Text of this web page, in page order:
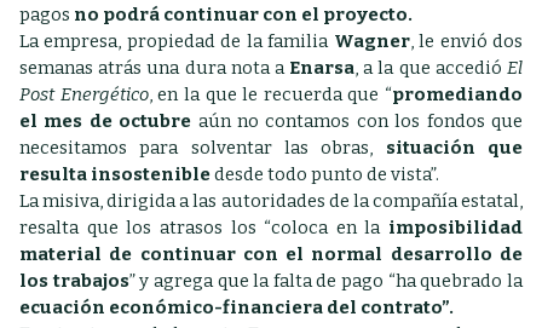
pagos no podrá continuar con el proyecto.
La empresa, propiedad de la familia Wagner, le envió dos
semanas atrás una dura nota a Enarsa , a la que accedió El
Post Energético, en la que le recuerda que “promediando
el mes de octubre aún no contamos con los fondos que
necesitamos para solventar las obras, situación que
resulta insostenibledesde todo punto de vista”.
La misiva, dirigida a las autoridades de la compañía estatal,
resalta que los atrasos los “coloca en la imposibilidad
material de continuar con el normal desarrollo de
los trabajos” y agrega que la falta de pago “ha quebrado la
ecuación económico-financiera del contrato”.